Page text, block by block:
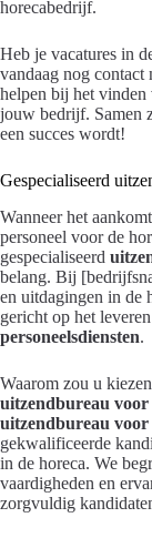
horecabedrijf.
Heb je vacatures in
vandaag nog contact
helpen bij het vinden
jouw bedrijf. Samen
een succes wordt!
Gespecialiseerd
Wanneer het
personeel voor de
gespecialiseerd
belang. Bij
en uitdagingen in de
gericht op het
personeelsdiensten.
Waarom zou u
uitzendbureau voor
uitzendbureau voor
gekwalificeerde
in de horeca. We
vaardigheden en
zorgvuldig